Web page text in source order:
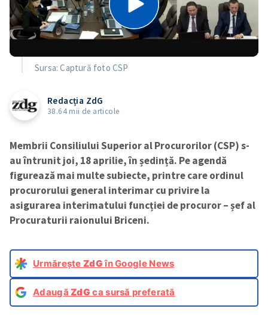
Sursa: Captură foto CSP
Redacția ZdG
38.64 mii de articole
Membrii Consiliului Superior al Procurorilor (CSP) s-
au întrunit joi, 18 aprilie, în ședință. Pe agendă
figurează mai multe subiecte, printre care ordinul
procurorului general interimar cu privire la
asigurarea interimatului funcției de procuror – șef al
Procuraturii raionului Briceni.
Urmărește ZdGîn Google News
AdaugăZdG ca sursă preferată